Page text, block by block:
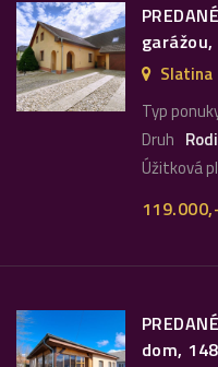
Slatina
Typ
Druh
Úžitková
dom,